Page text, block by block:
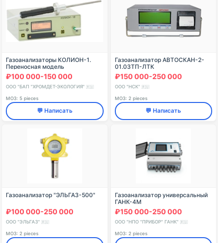
Газоанализаторы КОЛИОН-1.
Переносная модель
КОЛИОН-1В-22
₽100 000-150 000
ООО "БАП "ХРОМДЕТ-ЭКОЛОГИЯ" 🇷🇺
МОЗ: 5 pieces
💬 Написать
Газоанализатор АВТОСКАН-2-
01.03ТП-ЛТК
₽150 000-250 000
ООО "НСК" 🇷🇺
МОЗ: 2 pieces
💬 Написать
Газоанализатор "ЭЛЬГАЗ-500"
₽100 000-250 000
ООО "ЭЛЬГАЗ" 🇷🇺
МОЗ: 2 pieces
Газоанализатор универсальный
ГАНК-4М
₽150 000-250 000
ООО "НПО "ПРИБОР" ГАНК" 🇷🇺
МОЗ: 2 pieces